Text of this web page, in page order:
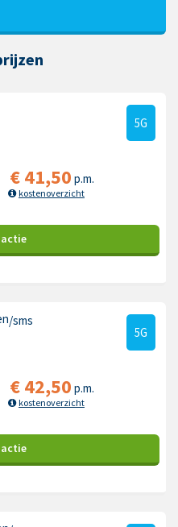
5G
€41,50 p.m.
kostenoverzicht
actie
/sms
5G
€42,50 p.m.
kostenoverzicht
actie